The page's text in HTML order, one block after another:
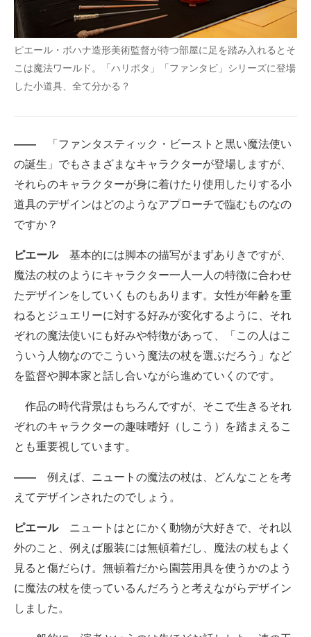
ピエール・ボハナ造形美術監督が待つ部屋に足を踏み入れるとそ
こは魔法ワールド。「ハリポタ」「ファンタビ」シリーズに登場
した小道具、全て分かる？
―― 「ファンタスティック・ビーストと黒い魔法使い
の誕生」でもさまざまなキャラクターが登場しますが、
それらのキャラクターが身に着けたり使用したりする小
道具のデザインはどのようなアプローチで臨むものなの
ですか？
ピエール基本的には脚本の描写がまずありきですが、
魔法の杖のようにキャラクター一人一人の特徴に合わせ
たデザインをしていくものもあります。女性が年齢を重
ねるとジュエリーに対する好みが変化するように、それ
ぞれの魔法使いにも好みや特徴があって、「この人はこ
ういう人物なのでこういう魔法の杖を選ぶだろう」など
を監督や脚本家と話し合いながら進めていくのです。
作品の時代背景はもちろんですが、そこで生きるそれ
ぞれのキャラクターの趣味嗜好（しこう）を踏まえるこ
とも重要視しています。
―― 例えば、ニュートの魔法の杖は、どんなことを考
えてデザインされたのでしょう。
ピエールニュートはとにかく動物が大好きで、それ以
外のこと、例えば服装には無頓着だし、魔法の杖もよく
見ると傷だらけ。無頓着だから園芸用具を使うかのよう
に魔法の杖を使っているんだろうと考えながらデザイン
しました。